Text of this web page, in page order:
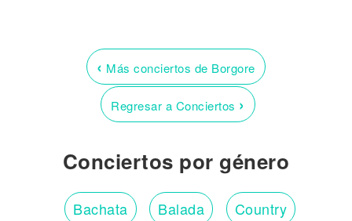
‹ Más conciertos de Borgore
Regresar a Conciertos ›
Conciertos por género
Bachata Balada Country